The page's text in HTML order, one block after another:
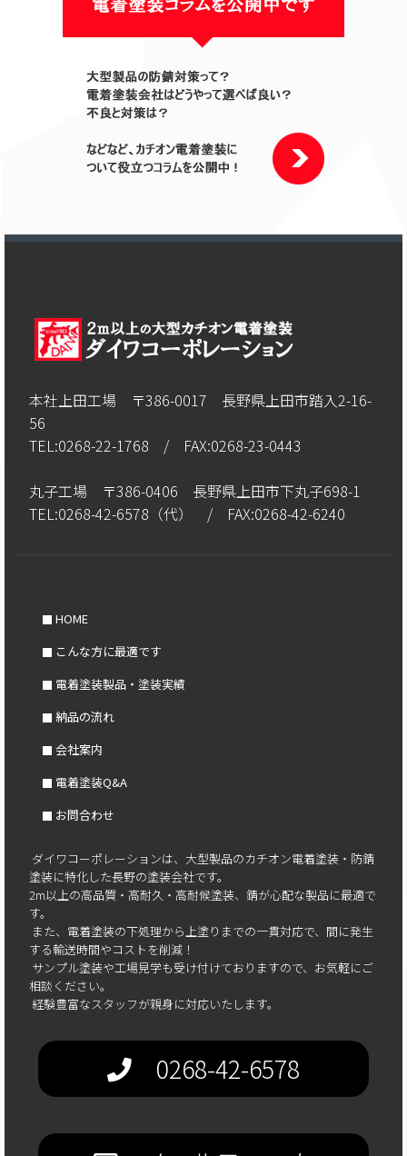
本社上田工場 〒386-0017 長野県上田市踏入2-16-
56
TEL:0268-22-1768 / FAX:0268-23-0443
丸子工場 〒386-0406 長野県上田市下丸子698-1
TEL:0268-42-6578（代） / FAX:0268-42-6240
HOME
こんな方に最適です
電着塗装製品・塗装実績
納品の流れ
会社案内
電着塗装Q&A
お問合わせ
ダイワコーポレーションは、大型製品のカチオン電着塗装・防錆
塗装に特化した長野の塗装会社です。
2m以上の高品質・高耐久・高耐候塗装、錆が心配な製品に最適で
す。
また、電着塗装の下処理から上塗りまでの一貫対応で、間に発生
する輸送時間やコストを削減！
サンプル塗装や工場見学も受け付けておりますので、お気軽にご
相談ください。
経験豊富なスタッフが親身に対応いたします。
0268-42-6578